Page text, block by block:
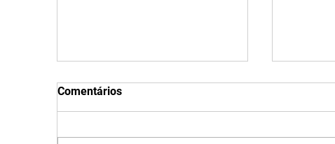
Comentários